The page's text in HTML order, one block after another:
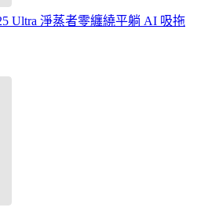
Ultra 淨蒸者零纏繞平躺 AI 吸拖